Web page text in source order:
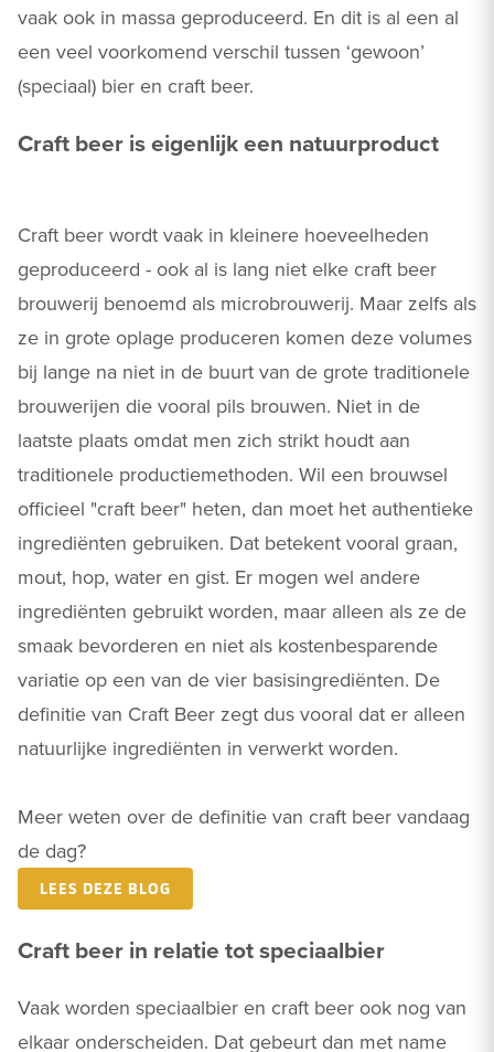
vaak ook in massa geproduceerd. En dit is al een al
een veel voorkomend verschil tussen ‘gewoon’
(speciaal) bier en craft beer.
Craft beer is eigenlijk een natuurproduct
Craft beer wordt vaak in kleinere hoeveelheden
geproduceerd - ook al is lang niet elke craft beer
brouwerij benoemd als microbrouwerij. Maar zelfs als
ze in grote oplage produceren komen deze volumes
bij lange na niet in de buurt van de grote traditionele
brouwerijen die vooral pils brouwen. Niet in de
laatste plaats omdat men zich strikt houdt aan
traditionele productiemethoden. Wil een brouwsel
officieel "craft beer" heten, dan moet het authentieke
ingrediënten gebruiken. Dat betekent vooral graan,
mout, hop, water en gist. Er mogen wel andere
ingrediënten gebruikt worden, maar alleen als ze de
smaak bevorderen en niet als kostenbesparende
variatie op een van de vier basisingrediënten. De
definitie van Craft Beer zegt dus vooral dat er alleen
natuurlijke ingrediënten in verwerkt worden.
Meer weten over de definitie van craft beer vandaag
de dag?
LEES DEZE BLOG
Craft beer in relatie tot speciaalbier
Vaak worden speciaalbier en craft beer ook nog van
elkaar onderscheiden. Dat gebeurt dan met name